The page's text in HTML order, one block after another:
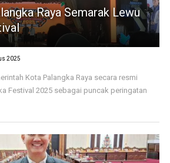
Raya Semarak Lewu
2025
Kota Palangka Raya secara resmi
Festival 2025 sebagai puncak peringatan